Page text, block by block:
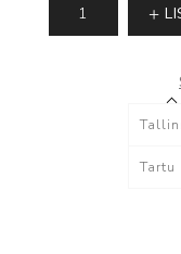
Tartu